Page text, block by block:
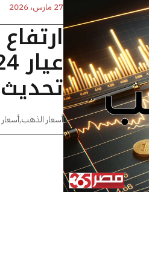
27 مارس، 2026
تحديث 02:55 مساءًا
أسعار الذهب,